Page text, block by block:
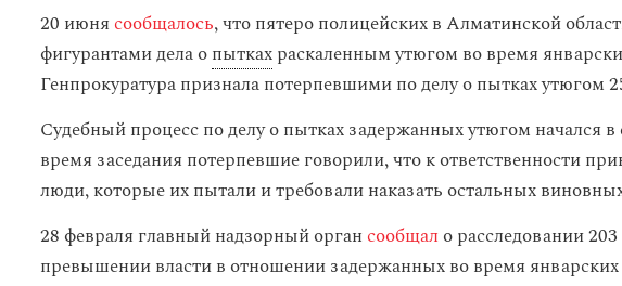
20 июнясообщалось, что пятеро полицейских в Алматинской
фигурантами дела опыткахраскаленным утюгом во время
Генпрокуратура признала потерпевшими по делу о пытках утюгом
Судебный процесс по делу о пытках задержанных утюгом начался в
время заседания потерпевшие говорили, что к ответственности
люди, которые их пытали и требовали наказать остальных
28 февраля главный надзорный органсообщал о расследовании
превышении власти в отношении задержанных во время